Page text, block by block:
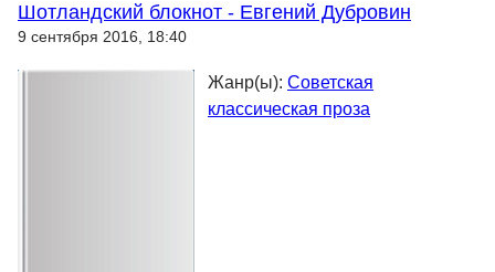
Шотландский блокнот - Евгений Дубровин
9 сентября 2016, 18:40
Жанр(ы): Советская
классическая проза